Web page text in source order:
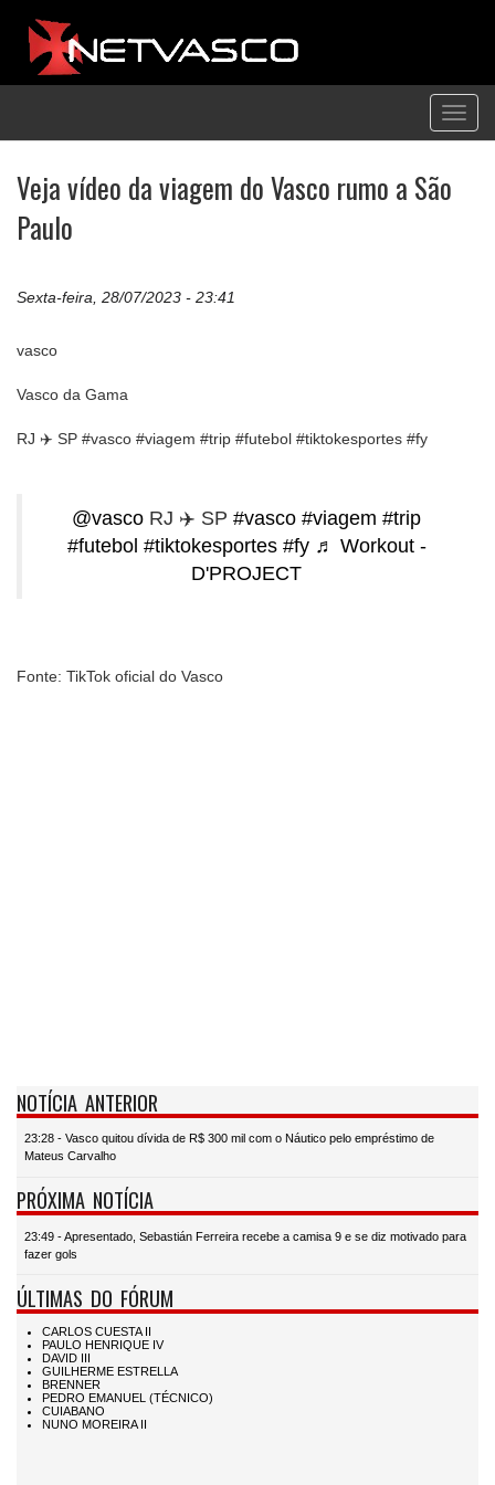
Veja vídeo da viagem do Vasco rumo a São
Paulo
Sexta-feira, 28/07/2023 - 23:41
vasco
Vasco da Gama
RJ ✈️ SP #vasco #viagem #trip #futebol #tiktokesportes #fy
@vasco RJ ✈️ SP #vasco #viagem #trip
#futebol #tiktokesportes #fy ♬ Workout -
D'PROJECT
Fonte: TikTok oficial do Vasco
NOTÍCIA ANTERIOR
23:28 - Vasco quitou dívida de R$ 300 mil com o Náutico pelo empréstimo de
Mateus Carvalho
PRÓXIMA NOTÍCIA
23:49 - Apresentado, Sebastián Ferreira recebe a camisa 9 e se diz motivado para
fazer gols
ÚLTIMAS DO FÓRUM